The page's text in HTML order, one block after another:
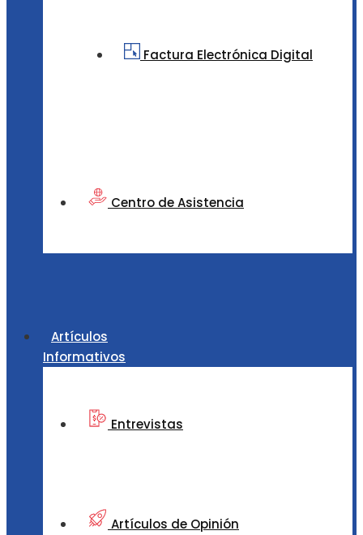
Factura Electrónica Digital
Centro de Asistencia
Artículos
Informativos
Entrevistas
Artículos de Opinión